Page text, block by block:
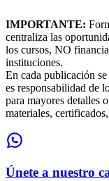
IMPORTANTE:
centraliza las
los cursos, NO
instituciones.
En cada publicación
es responsabilidad de
para mayores detalles
materiales,
Únete a nuestro